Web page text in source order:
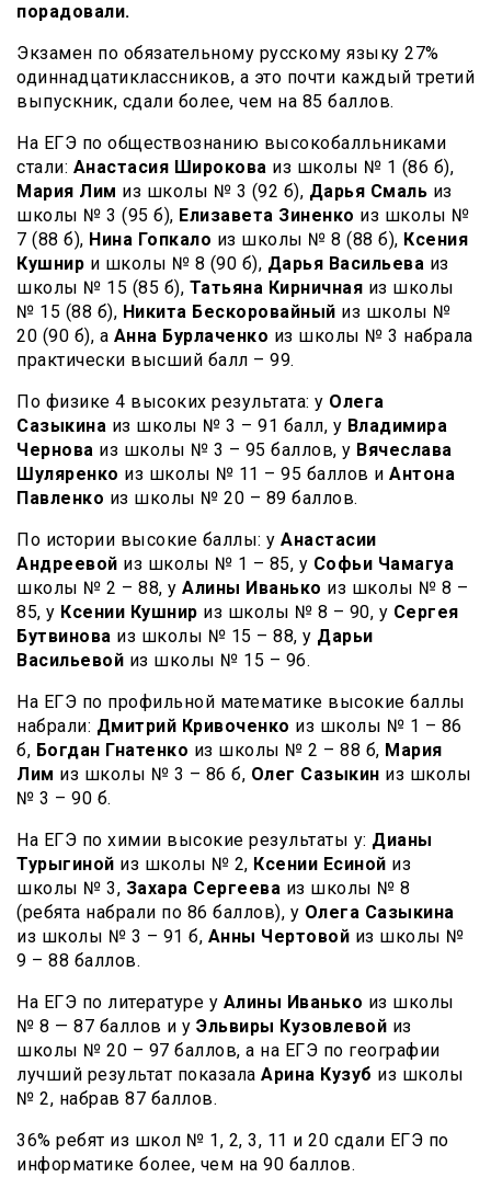
порадовали.
Экзамен по обязательному русскому языку 27%
одиннадцатиклассников, а это почти каждый третий
выпускник, сдали более, чем на 85 баллов.
На ЕГЭ по обществознанию высокобалльниками
стали: Анастасия Широкова из школы № 1 (86 б),
Мария Лим из школы № 3 (92 б), Дарья Смаль из
школы № 3 (95 б), Елизавета Зиненко из школы №
7 (88 б), Нина Гопкало из школы № 8 (88 б), Ксения
Кушнир и школы № 8 (90 б), Дарья Васильева из
школы № 15 (85 б), Татьяна Кирничная из школы
№ 15 (88 б), Никита Бескоровайный из школы №
20 (90 б), а Анна Бурлаченко из школы № 3 набрала
практически высший балл – 99.
По физике 4 высоких результата: у Олега
Сазыкина из школы № 3 – 91 балл, у Владимира
Чернова из школы № 3 – 95 баллов, у Вячеслава
Шуляренко из школы № 11 – 95 баллов и Антона
Павленко из школы № 20 – 89 баллов.
По истории высокие баллы: у Анастасии
Андреевой из школы № 1 – 85, у Софьи Чамагуа
школы № 2 – 88, у Алины Иванько из школы № 8 –
85, у Ксении Кушнир из школы № 8 – 90, у Сергея
Бутвинова из школы № 15 – 88, у Дарьи
Васильевой из школы № 15 – 96.
На ЕГЭ по профильной математике высокие баллы
набрали: Дмитрий Кривоченко из школы № 1 – 86
б, Богдан Гнатенко из школы № 2 – 88 б, Мария
Лим из школы № 3 – 86 б, Олег Сазыкин из школы
№ 3 – 90 б.
На ЕГЭ по химии высокие результаты у: Дианы
Турыгиной из школы № 2, Ксении Есиной из
школы № 3, Захара Сергеева из школы № 8
(ребята набрали по 86 баллов), у Олега Сазыкина
из школы № 3 – 91 б, Анны Чертовой из школы №
9 – 88 баллов.
На ЕГЭ по литературе у Алины Иванько из школы
№ 8 — 87 баллов и у Эльвиры Кузовлевой из
школы № 20 – 97 баллов, а на ЕГЭ по географии
лучший результат показала Арина Кузуб из школы
№ 2, набрав 87 баллов.
36% ребят из школ № 1, 2, 3, 11 и 20 сдали ЕГЭ по
информатике более, чем на 90 баллов.